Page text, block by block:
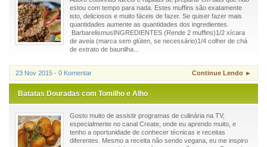
estou com tempo para nada. Estes muffins são exatamente
isto, deliciosos e muito fáceis de fazer. Se quiser fazer mais
quantidades aumente as quantidades dos ingredientes.
BarbarelismusINGREDIENTES (Rende 2 muffins)1/2 xícara
de aveia (marca sem glúten, se necessário)1/4 colher de chá
de extrato de baunilha...
23 Nov 2015 - 0 Komentar Continue Lendo ►
Batatas Douradas com Tomilho e Alho
Gosto muito de assistir programas de culinária na TV,
especialmente no canal Create, onde eu aprendo muito, e
tenho a oportunidade de conhecer técnicas e receitas
diferentes. Mesmo a receita não sendo vegana, eu me inspiro